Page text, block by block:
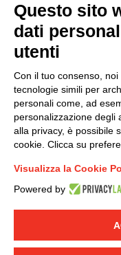
© 2019 - DKC
Modello
Condizioni
Questo sito
dati
utenti
Con il tuo consenso,
tecnologie simili per
personali come, ad
personalizzazione degli
alla privacy, è possibile
cookie. Clicca su
Visualizza la Cookie
Powered by